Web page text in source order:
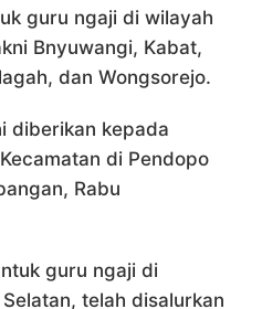
guru ngaji di wilayah
Bnyuwangi, Kabat,
dan Wongsorejo.
diberikan kepada
di Pendopo
Rabu
guru ngaji di
telah disalurkan